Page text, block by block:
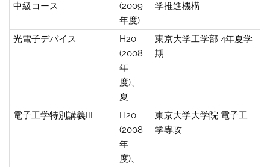
中級コース
(2009
年度)
学推進機構
光電子デバイス
H20
(2008
年
度)、
夏
東京大学工学部 4年夏学
期
電子工学特別講義III
H20
(2008
年
度)、
東京大学大学院 電子工
学専攻